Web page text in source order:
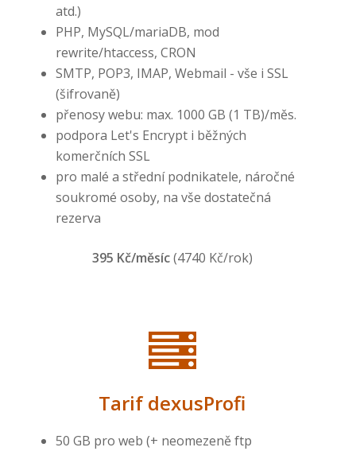
atd.)
PHP, MySQL/mariaDB, mod
rewrite/htaccess, CRON
SMTP, POP3, IMAP, Webmail - vše i SSL
(šifrovaně)
přenosy webu: max. 1000 GB (1 TB)/měs.
podpora Let's Encrypt i běžných
komerčních SSL
pro malé a střední podnikatele, náročné
soukromé osoby, na vše dostatečná
rezerva
395 Kč/měsíc(4740 Kč/rok)
Tarif dexusProfi
50 GB pro web (+ neomezeně ftp